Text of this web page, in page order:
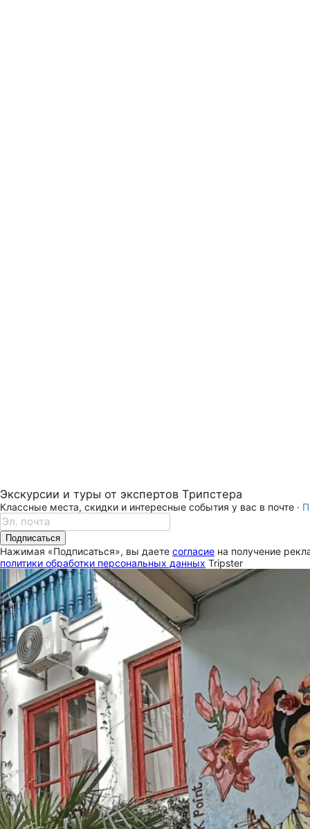
Экскурсии и туры от экспертов Трипстера
Классные места, скидки и интересные события у вас в почте ·
Подписаться
Нажимая «Подписаться», вы даете согласие на получение
политики обработки персональных данных Tripster